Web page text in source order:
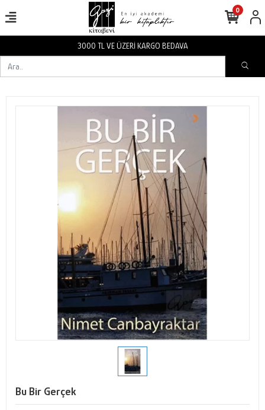
3000 TL VE ÜZERİ KARGO BEDAVA
0
Bu Bir Gerçek